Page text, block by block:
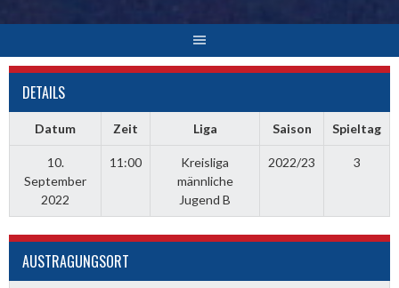
DETAILS
Datum Zeit Liga Saison Spieltag
10.
September
2022
11:00
Kreisliga
männliche
Jugend B
2022/23 3
AUSTRAGUNGSORT